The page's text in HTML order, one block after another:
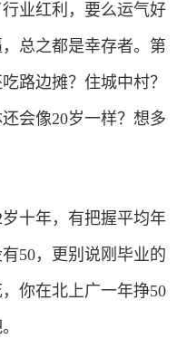
业红利，要么运气好
总之都是幸存者。第
路边摊？住城中村？
会像20岁一样？想多
十年，有把握平均年
50，更别说刚毕业的
你在北上广一年挣50